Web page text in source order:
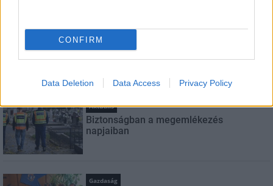
CONFIRM
Data Deletion Data Access Privacy Policy
Országos hírek
Amire többmillióan vártunk: szombattól
másodfokúra csökken a riasztás
Aktuális
Biztonságban a megemlékezés
napjaiban
Gazdaság